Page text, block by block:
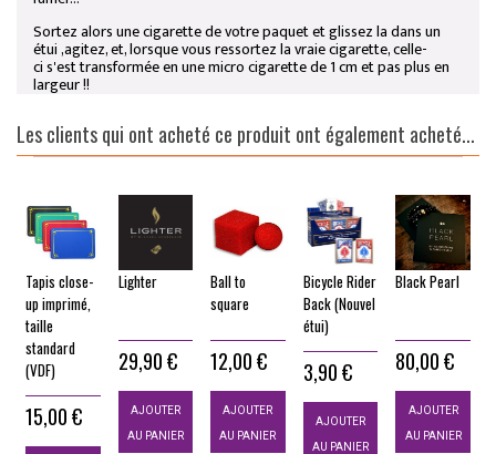
Sortez alors une cigarette de votre paquet et glissez la dans un
étui ,agitez, et, lorsque vous ressortez la vraie cigarette, celle-
ci s'est transformée en une micro cigarette de 1 cm et pas plus en
largeur !!
Les clients qui ont acheté ce produit ont également acheté...
Tapis close-
up imprimé,
taille
standard
(VDF)
15,00 €
Lighter
29,90 €
AJOUTER
AU PANIER
Ball to
square
12,00 €
AJOUTER
AU PANIER
Bicycle Rider
Back (Nouvel
étui)
3,90 €
AJOUTER
AU PANIER
Black Pearl
80,00 €
AJOUTER
AU PANIER